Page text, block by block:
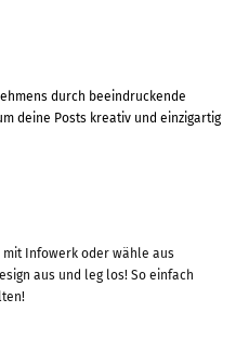
durch beeindruckende
deine Posts kreativ und einzigartig
Infowerk oder wähle aus
aus und leg los! So einfach